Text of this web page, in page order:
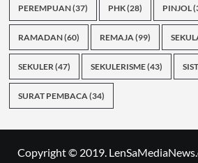
PEREMPUAN(37) PHK(28) PINJOL
RAMADAN(60) REMAJA (99)
SEKULER (47) SEKULERISME(43)
SURAT PEMBACA (34)
Copyright © 2019.